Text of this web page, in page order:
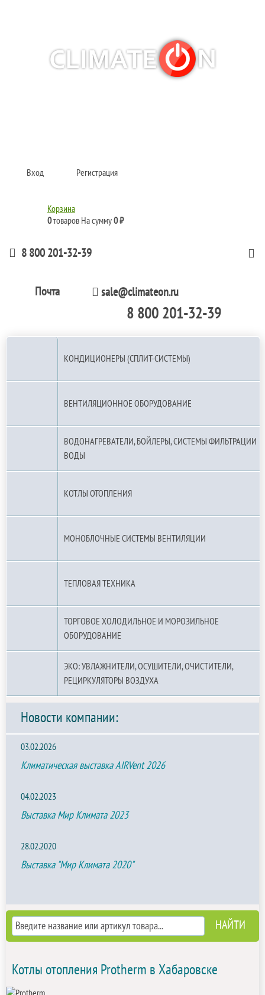
Вход Регистрация
Корзина
0товаров На сумму0 ₽
8 800 201-32-39
Почта sale@climateon.ru
8 800 201-32-39
КОНДИЦИОНЕРЫ (СПЛИТ-СИСТЕМЫ)
ВЕНТИЛЯЦИОННОЕ ОБОРУДОВАНИЕ
ВОДОНАГРЕВАТЕЛИ, БОЙЛЕРЫ, СИСТЕМЫ ФИЛЬТРАЦИИ
ВОДЫ
КОТЛЫ ОТОПЛЕНИЯ
МОНОБЛОЧНЫЕ СИСТЕМЫ ВЕНТИЛЯЦИИ
ТЕПЛОВАЯ ТЕХНИКА
ТОРГОВОЕ ХОЛОДИЛЬНОЕ И МОРОЗИЛЬНОЕ
ОБОРУДОВАНИЕ
ЭКО: УВЛАЖНИТЕЛИ, ОСУШИТЕЛИ, ОЧИСТИТЕЛИ,
РЕЦИРКУЛЯТОРЫ ВОЗДУХА
Новости компании:
03.02.2026
Климатическая выставка AIRVent 2026
04.02.2023
Выставка Мир Климата 2023
28.02.2020
Выставка "Мир Климата 2020"
Котлы отопления Protherm в Хабаровске